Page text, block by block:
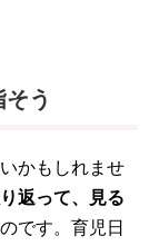
う
かもしれませ
返って、見る
です。育児日